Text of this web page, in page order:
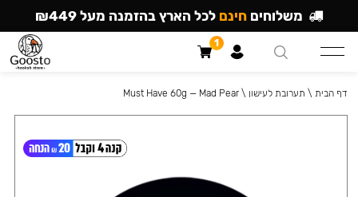
דף הבית \ תערובת לעישון \
Must Have 60g — Mad Pear
משלוחים חינם לכל הארץ בהזמנה מעל ₪449
1